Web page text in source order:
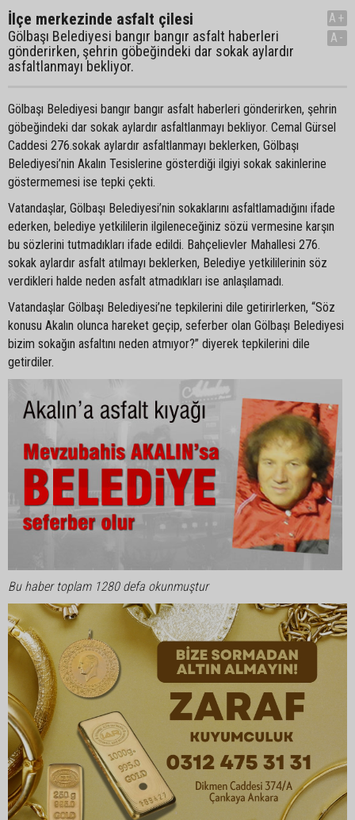
İlçe merkezinde asfalt çilesi
Gölbaşı Belediyesi bangır bangır asfalt haberleri
gönderirken, şehrin göbeğindeki dar sokak aylardır
asfaltlanmayı bekliyor.
A+
A-
Gölbaşı Belediyesi bangır bangır asfalt haberleri gönderirken, şehrin
göbeğindeki dar sokak aylardır asfaltlanmayı bekliyor. Cemal Gürsel
Caddesi 276.sokak aylardır asfaltlanmayı beklerken, Gölbaşı
Belediyesi’nin Akalın Tesislerine gösterdiği ilgiyi sokak sakinlerine
göstermemesi ise tepki çekti.
Vatandaşlar, Gölbaşı Belediyesi’nin sokaklarını asfaltlamadığını ifade
ederken, belediye yetkililerin ilgileneceğiniz sözü vermesine karşın
bu sözlerini tutmadıkları ifade edildi. Bahçelievler Mahallesi 276.
sokak aylardır asfalt atılmayı beklerken, Belediye yetkililerinin söz
verdikleri halde neden asfalt atmadıkları ise anlaşılamadı.
Vatandaşlar Gölbaşı Belediyesi’ne tepkilerini dile getirirlerken, “Söz
konusu Akalın olunca hareket geçip, seferber olan Gölbaşı Belediyesi
bizim sokağın asfaltını neden atmıyor?” diyerek tepkilerini dile
getirdiler.
Bu haber toplam 1280 defa okunmuştur